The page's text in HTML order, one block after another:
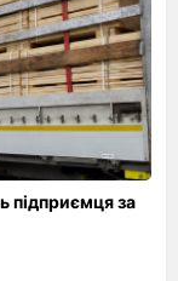
підприємця за